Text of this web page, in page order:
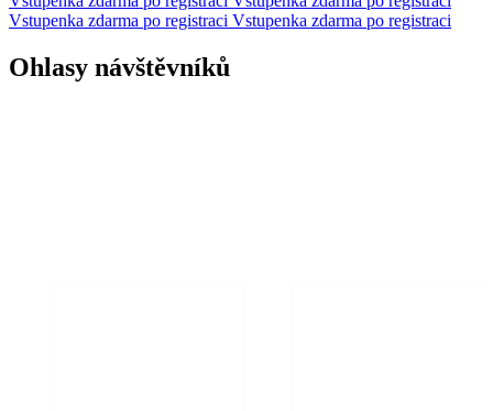
Vstupenka zdarma po registraci Vstupenka zdarma po registraci
Ohlasy návštěvníků